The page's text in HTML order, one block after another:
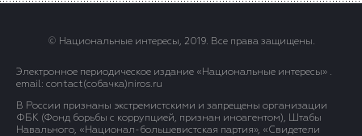
© Национальные интересы, 2019. Все права защищены.
Электронное периодическое издание «Национальные интересы» .
email: contact(сoбaчка)niros.ru
В России признаны экстремистскими и запрещены организации
ФБК (Фонд борьбы с коррупцией, признан иноагентом), Штабы
Навального, «Национал-большевистская партия», «Свидетели